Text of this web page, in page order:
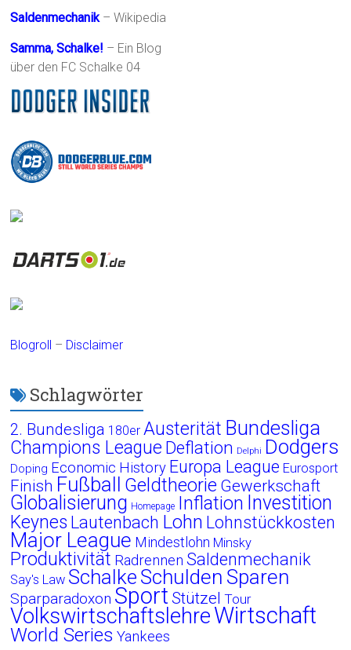
Saldenmechanik– Wikipedia
Samma, Schalke! – Ein Blog
über den FC Schalke 04
Blogroll – Disclaimer
Schlagwörter
2. Bundesliga 180er Austerität Bundesliga
Champions League Deflation Delphi Dodgers
Doping Economic History Europa League Eurosport
Finish Fußball Geldtheorie Gewerkschaft
Globalisierung Homepage Inflation Investition
Keynes Lautenbach Lohn Lohnstückkosten
Major League Mindestlohn Minsky
Produktivität Radrennen Saldenmechanik
Say's Law Schalke Schulden Sparen
Sparparadoxon Sport Stützel Tour
VolkswirtschaftslehreWirtschaft
World Series Yankees